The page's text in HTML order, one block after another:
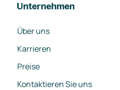
Unternehmen
Über uns
Karrieren
Preise
Kontaktieren Sie uns